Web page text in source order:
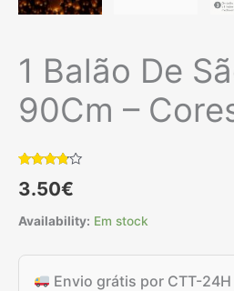
1 Balão De
90Cm –
com3.67
em 5
base em
clientes
3.50€
Availability: Em stock
Envio grátis por CTT-